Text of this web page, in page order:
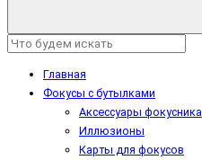
Главная
Фокусы с бутылками
Аксессуары фокусника
Иллюзионы
Карты для фокусов